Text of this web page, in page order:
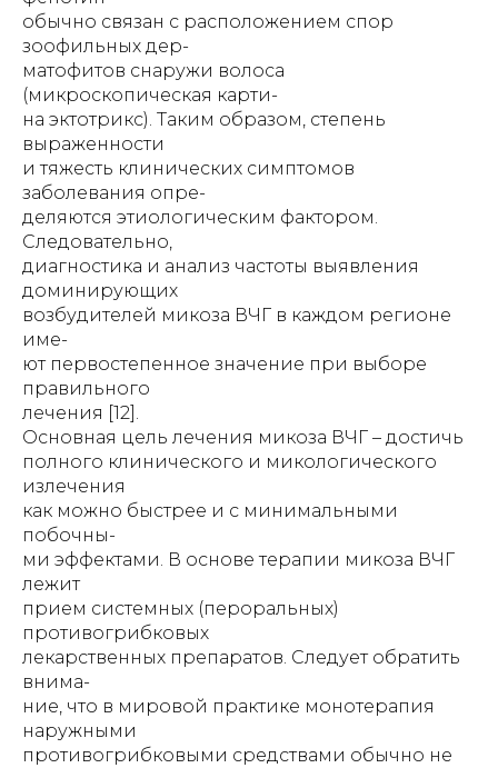
обычно связан с расположением спор
зоофильных дер-
матофитов снаружи волоса
(микроскопическая карти-
на эктотрикс). Таким образом, степень
выраженности
и тяжесть клинических симптомов
заболевания опре-
деляются этиологическим фактором.
Следовательно,
диагностика и анализ частоты выявления
доминирующих
возбудителей микоза ВЧГ в каждом регионе
име-
ют первостепенное значение при выборе
правильного
лечения [12].
Основная цель лечения микоза ВЧГ – достичь
полного клинического и микологического
излечения
как можно быстрее и с минимальными
побочны-
ми эффектами. В основе терапии микоза ВЧГ
лежит
прием системных (пероральных)
противогрибковых
лекарственных препаратов. Следует обратить
внима-
ние, что в мировой практике монотерапия
наружными
противогрибковыми средствами обычно не